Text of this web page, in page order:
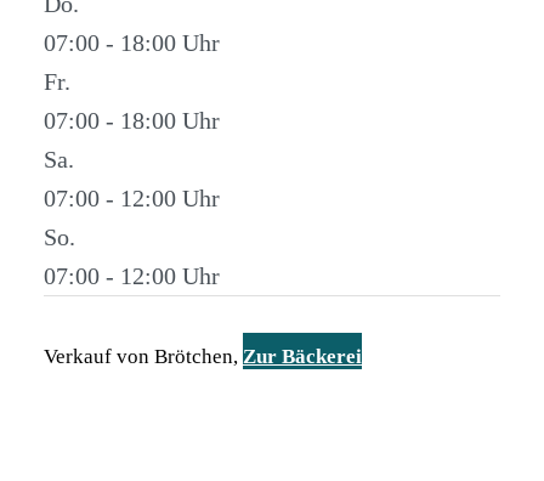
07:00 - 18:00
Fr.
07:00 - 18:00
Sa.
07:00 - 12:00
So.
07:00 - 12:00
Verkauf von Brötchen, Zur Bäckerei